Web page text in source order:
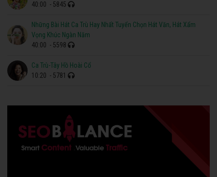
40:00 - 5845
Những Bài Hát Ca Trù Hay Nhất Tuyển Chọn Hát Văn, Hát Xẩm
Vọng Khúc Ngàn Năm
40:00 - 5598
Ca Trù-Tây Hồ Hoài Cổ
10:20 - 5781